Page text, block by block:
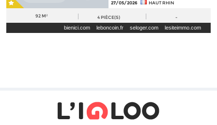
27/05/2026 HAUT RHIN
92 M² 4 PIÈCE(S) -
bienici.com leboncoin.fr seloger.com lesiteimmo.com